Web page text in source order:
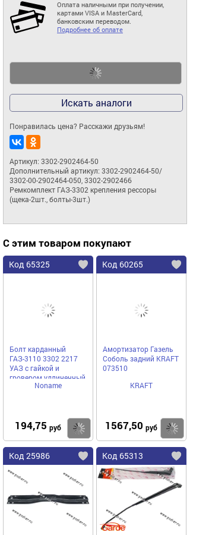
Оплата наличными при получении,
картами VISA и MasterCard,
банковским переводом.
Подробнее об оплате
Искать аналоги
Понравилась цена? Расскажи друзьям!
Артикул: 3302-2902464-50
Дополнительный артикул: 3302-2902464-50/
3302-00-2902464-050, 3302-2902466
Ремкомплект ГАЗ-3302 крепления рессоры
(щека-2шт., болты-3шт.)
С этим товаром покупают
Код 65325
Болт карданный
ГАЗ-3110 3302 2217
УАЗ с гайкой и
гровером удлиненный
комплект 4шт 2217-
Noname
194,75 руб Купить
Код 60265
Амортизатор Газель
Соболь задний KRAFT
073510
KRAFT
1567,50 руб
Код 25986 Код 65313